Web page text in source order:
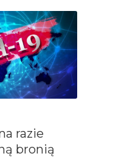
razie
bronią